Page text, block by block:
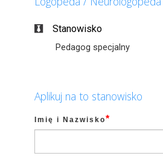
Stanowisko
Pedagog specjalny
Aplikuj na to stanowisko
Imię i Nazwisko*